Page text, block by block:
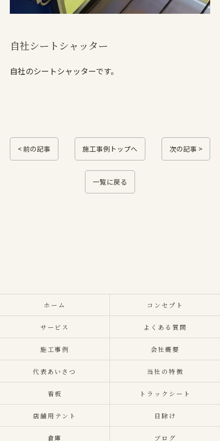
自社シートシャッター
自社のシートシャッターです。
< 前の記事 施工事例トップへ 次の記事 >
一覧に戻る
ホーム コンセプト
サービス よくある質問
施工事例 会社概要
代表あいさつ 当社の特徴
看板 トラックシート
店舗用テント 日除け
倉庫 ブログ